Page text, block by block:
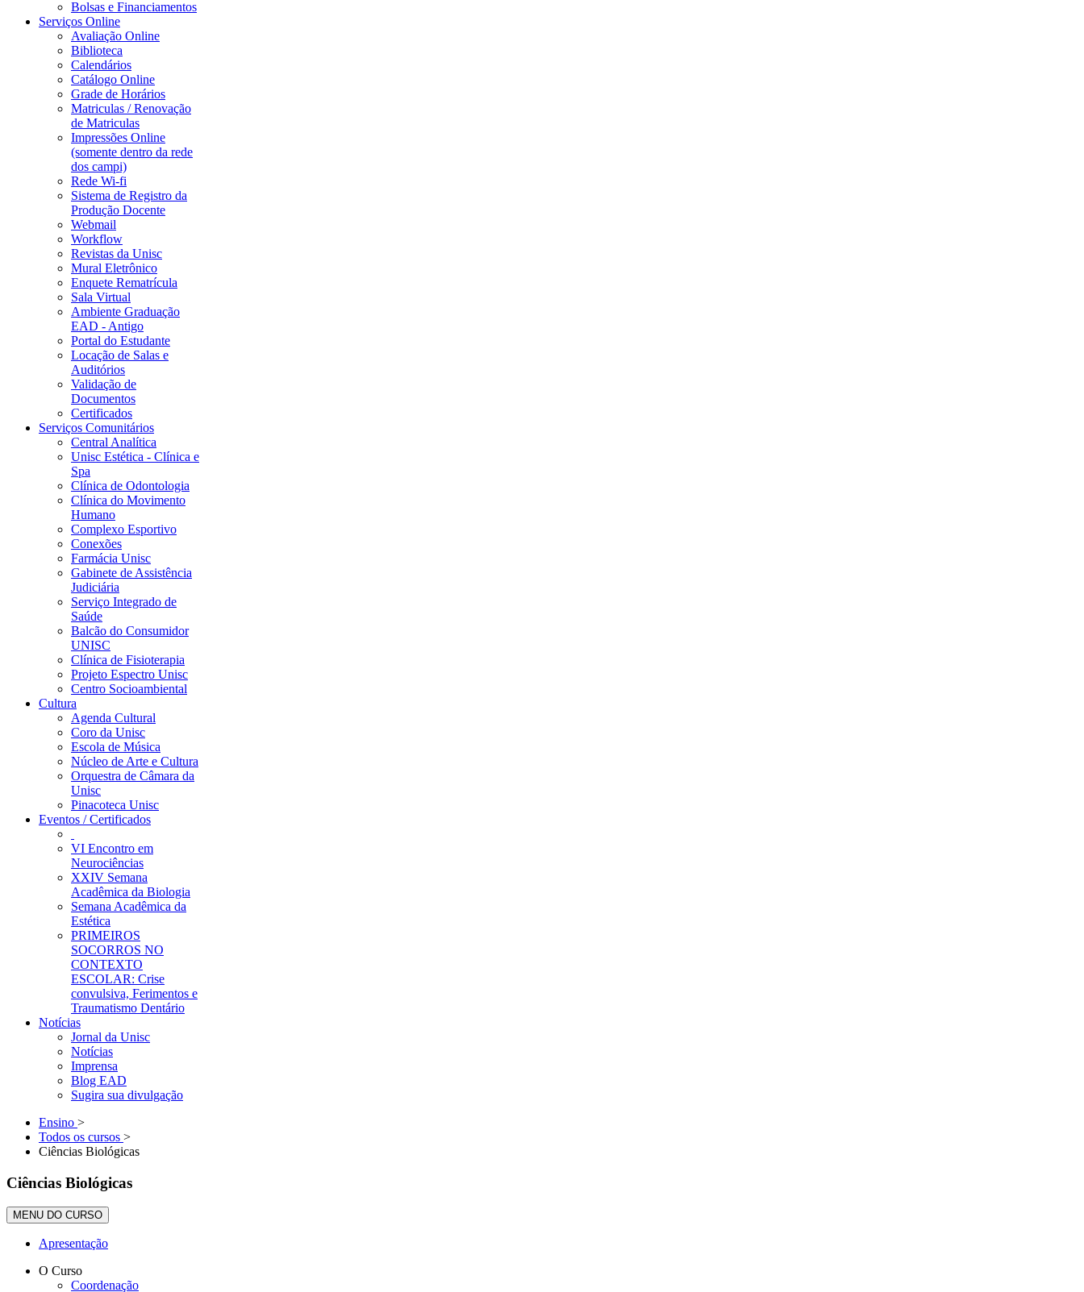
Bolsas e Financiamentos
Serviços Online
Avaliação Online
Biblioteca
Calendários
Catálogo Online
Grade de Horários
Matriculas / Renovação
de Matriculas
Impressões Online
(somente dentro da rede
dos campi)
Rede Wi-fi
Sistema de Registro da
Produção Docente
Webmail
Workflow
Revistas da Unisc
Mural Eletrônico
Enquete Rematrícula
Sala Virtual
Ambiente Graduação
EAD - Antigo
Portal do Estudante
Locação de Salas e
Auditórios
Validação de
Documentos
Certificados
Serviços Comunitários
Central Analítica
Unisc Estética - Clínica e
Spa
Clínica de Odontologia
Clínica do Movimento
Humano
Complexo Esportivo
Conexões
Farmácia Unisc
Gabinete de Assistência
Judiciária
Serviço Integrado de
Saúde
Balcão do Consumidor
UNISC
Clínica de Fisioterapia
Projeto Espectro Unisc
Centro Socioambiental
Cultura
Agenda Cultural
Coro da Unisc
Escola de Música
Núcleo de Arte e Cultura
Orquestra de Câmara da
Unisc
Pinacoteca Unisc
Eventos / Certificados
VI Encontro em
Neurociências
XXIV Semana
Acadêmica da Biologia
Semana Acadêmica da
Estética
PRIMEIROS
SOCORROS NO
CONTEXTO
ESCOLAR: Crise
convulsiva, Ferimentos e
Traumatismo Dentário
Notícias
Jornal da Unisc
Notícias
Imprensa
Blog EAD
Sugira sua divulgação
Ensino >
Todos os cursos >
Ciências Biológicas
Ciências Biológicas
MENU DO CURSO
Apresentação
O Curso
Coordenação